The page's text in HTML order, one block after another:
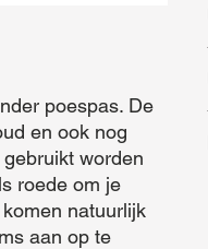
poespas. De
en ook nog
worden
roede om je
natuurlijk
aan op te